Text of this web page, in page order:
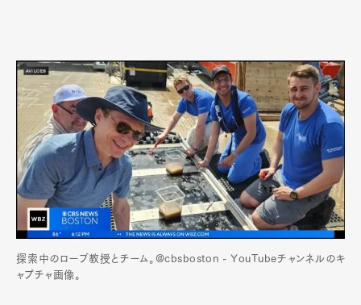
探索中のローブ教授とチーム。@cbsboston - YouTubeチャンネルのキ
ャプチャ画像。